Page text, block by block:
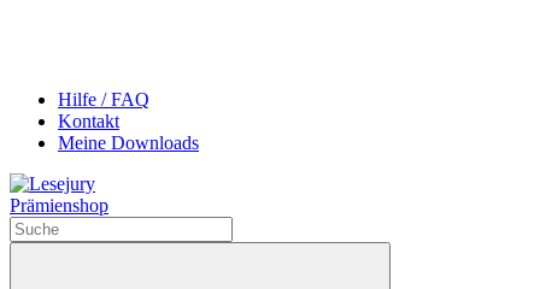
Hilfe / FAQ
Kontakt
Meine Downloads
Prämienshop